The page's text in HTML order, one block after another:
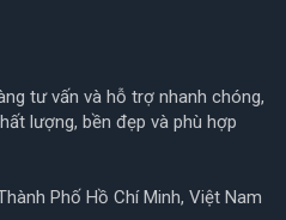
tư vấn và hỗ trợ nhanh chóng,
lượng, bền đẹp và phù hợp
Phố Hồ Chí Minh, Việt Nam